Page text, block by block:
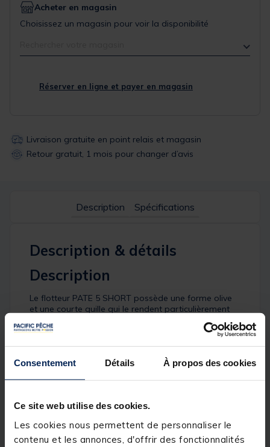
Consentement Détails À propos des cookies
Ce site web utilise des cookies.
Les cookies nous permettent de personnaliser le
contenu et les annonces, d'offrir des fonctionnalités
Acheter en magasin
Choisissez un magasin pour voir la disponibilité
Réserver en ligne et payer en magasin
Livraison gratuite en point relais et magasin
Retour gratuit, 1 mois pour changer d’avis
Description Spécifications
Description & détails
Description
Le flotteur PATE 5 SHORT possède une forme olive
et une courte quille qui le rendent particulièrement
efficace pour la pêche à la pâte en eau peu
profonde. Le flotteur PATE 5 SHORT est un flotteur
plomb de touche. Sa longue antenne multicolore est
traversante et favorise la perception de la moindre
touche, particulièrement pour la pêche à la pâte.